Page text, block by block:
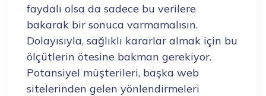
faydalı olsa da sadece bu verilere
bakarak bir sonuca varmamalısın.
Dolayısıyla, sağlıklı kararlar almak için bu
ölçütlerin ötesine bakman gerekiyor.
Potansiyel müşterileri, başka web
sitelerinden gelen yönlendirmeleri